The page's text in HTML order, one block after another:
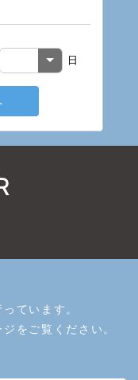
日
ています。
をご覧ください。